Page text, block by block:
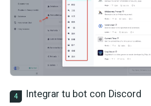
4 Integrar tu bot con Discord